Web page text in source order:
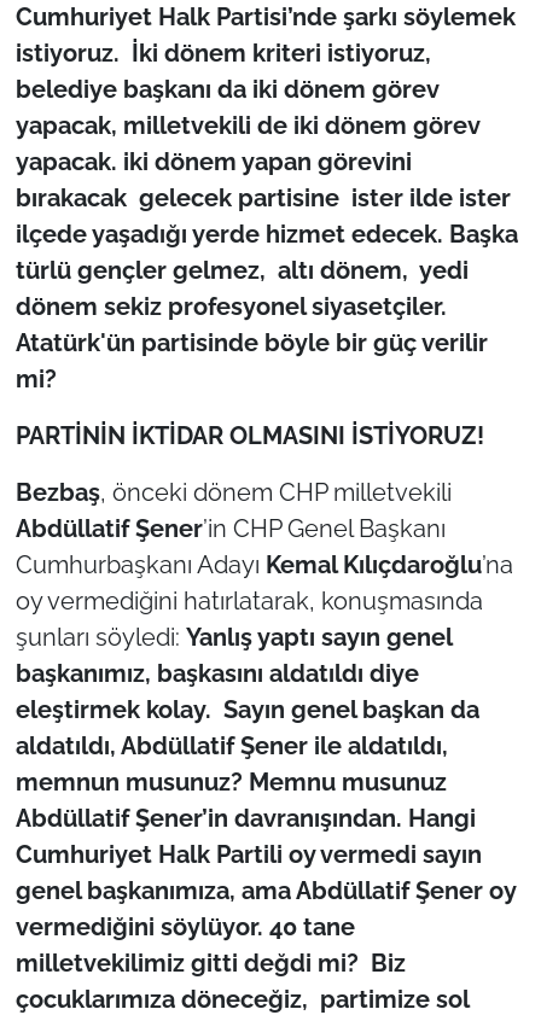
Cumhuriyet Halk Partisi’nde şarkı söylemek
istiyoruz. İki dönem kriteri istiyoruz,
belediye başkanı da iki dönem görev
yapacak, milletvekili de iki dönem görev
yapacak. iki dönem yapan görevini
bırakacak gelecek partisine ister ilde ister
ilçede yaşadığı yerde hizmet edecek. Başka
türlü gençler gelmez, altı dönem, yedi
dönem sekiz profesyonel siyasetçiler.
Atatürk'ün partisinde böyle bir güç verilir
mi?
PARTİNİN İKTİDAR OLMASINI İSTİYORUZ!
Bezbaş, önceki dönem CHP milletvekili
Abdüllatif Şener’in CHP Genel Başkanı
Cumhurbaşkanı Adayı Kemal Kılıçdaroğlu’na
oy vermediğini hatırlatarak, konuşmasında
şunları söyledi: Yanlış yaptı sayın genel
başkanımız, başkasını aldatıldı diye
eleştirmek kolay. Sayın genel başkan da
aldatıldı, Abdüllatif Şener ile aldatıldı,
memnun musunuz? Memnu musunuz
Abdüllatif Şener’in davranışından. Hangi
Cumhuriyet Halk Partili oy vermedi sayın
genel başkanımıza, ama Abdüllatif Şener oy
vermediğini söylüyor. 40 tane
milletvekilimiz gitti değdi mi? Biz
çocuklarımıza döneceğiz, partimize sol